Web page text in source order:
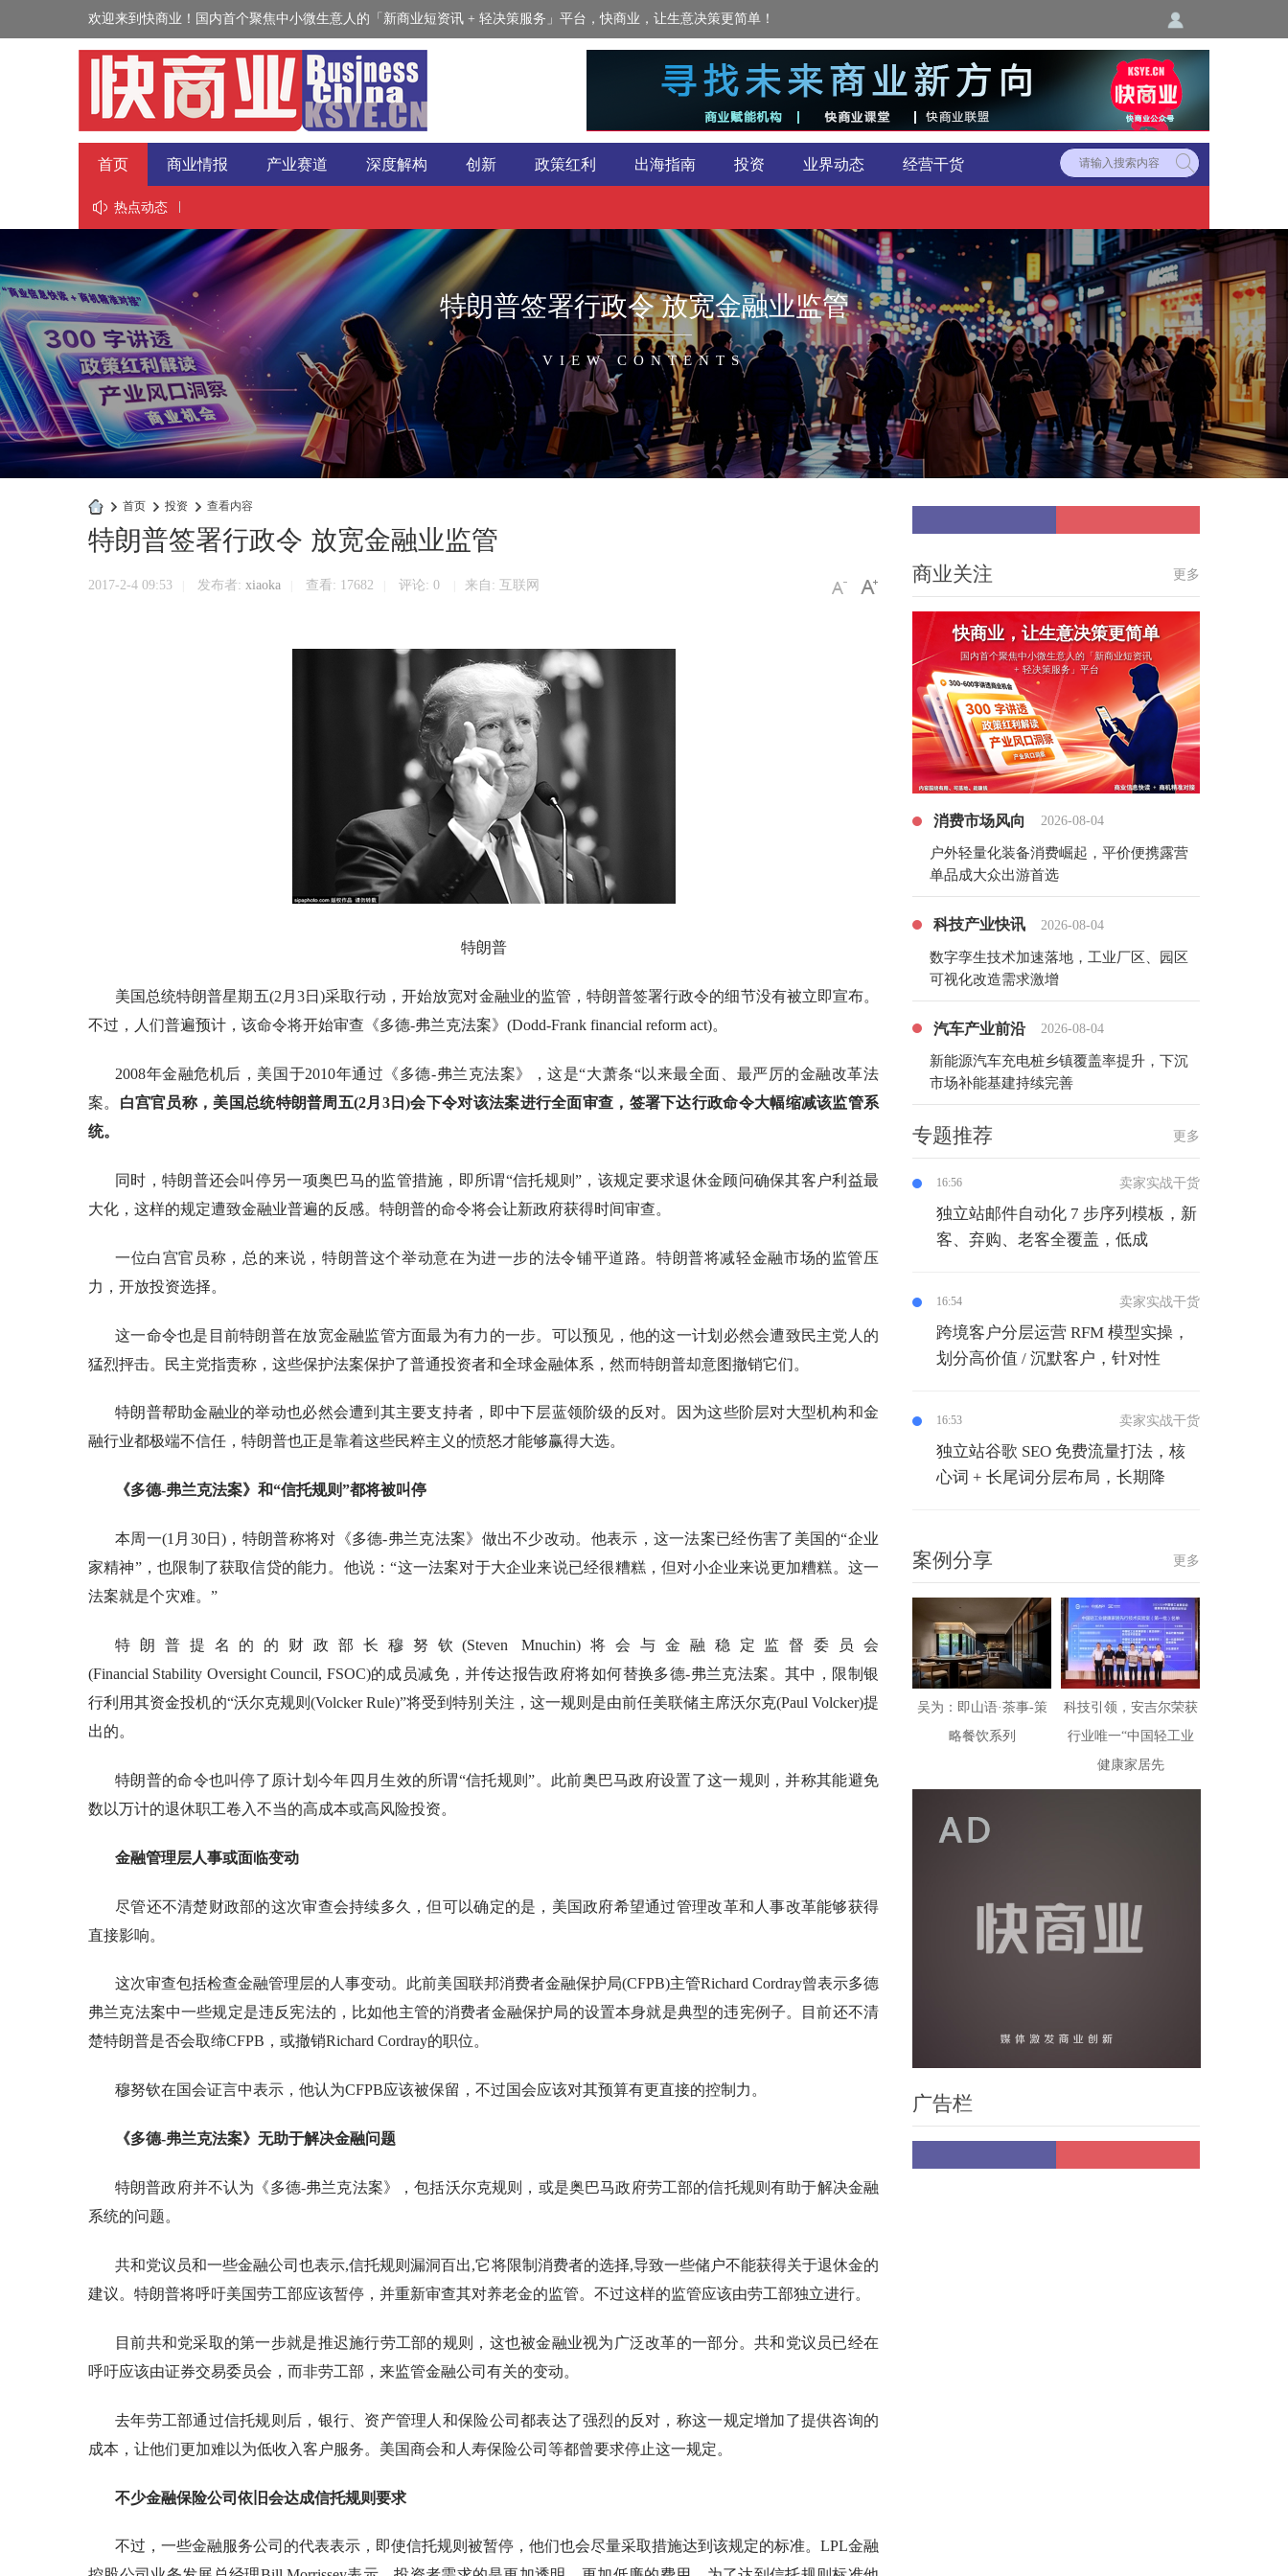
欢迎来到快商业！国内首个聚焦中小微生意人的「新商业短资讯 + 轻决策服务」平台，快商业，让生意决策更简单！
首页 商业情报 产业赛道 深度解构 创新 政策红利 出海指南 投资 业界动态 经营干货
视野热点动态
特朗普签署行政令 放宽金融业监管
VIEW CONTENTS
快
业
› 首页 › 投资 › 查看内容
特朗普签署行政令 放宽金融业监管
2017-2-4 09:53 发布者: xiaoka 查看: 17682 评论: 0 来自: 互联网
特朗普
美国总统特朗普星期五(2月3日)采取行动，开始放宽对金融业的监管，特朗普签署行政令的细节没有被立即宣布。
不过，人们普遍预计，该命令将开始审查《多德-弗兰克法案》(Dodd-Frank financial reform act)。
2008年金融危机后，美国于2010年通过《多德-弗兰克法案》，这是“大萧条“以来最全面、最严厉的金融改革法
案。 白宫官员称，美国总统特朗普周五(2月3日)会下令对该法案进行全面审查，签署下达行政命令大幅缩减该监管系
统。
同时，特朗普还会叫停另一项奥巴马的监管措施，即所谓“信托规则”，该规定要求退休金顾问确保其客户利益最
大化，这样的规定遭致金融业普遍的反感。特朗普的命令将会让新政府获得时间审查。
一位白宫官员称，总的来说，特朗普这个举动意在为进一步的法令铺平道路。特朗普将减轻金融市场的监管压
力，开放投资选择。
这一命令也是目前特朗普在放宽金融监管方面最为有力的一步。可以预见，他的这一计划必然会遭致民主党人的
猛烈抨击。民主党指责称，这些保护法案保护了普通投资者和全球金融体系，然而特朗普却意图撤销它们。
特朗普帮助金融业的举动也必然会遭到其主要支持者，即中下层蓝领阶级的反对。因为这些阶层对大型机构和金
融行业都极端不信任，特朗普也正是靠着这些民粹主义的愤怒才能够赢得大选。
《多德-弗兰克法案》和“信托规则”都将被叫停
本周一(1月30日)，特朗普称将对《多德-弗兰克法案》做出不少改动。他表示，这一法案已经伤害了美国的“企业
家精神”，也限制了获取信贷的能力。他说：“这一法案对于大企业来说已经很糟糕，但对小企业来说更加糟糕。这一
法案就是个灾难。”
特朗普提名的的财政部长穆努钦(Steven Mnuchin)将会与金融稳定监督委员会
(Financial Stability Oversight Council, FSOC)的成员减免，并传达报告政府将如何替换多德-弗兰克法案。其中，限制银
行利用其资金投机的“沃尔克规则(Volcker Rule)”将受到特别关注，这一规则是由前任美联储主席沃尔克(Paul Volcker)提
出的。
特朗普的命令也叫停了原计划今年四月生效的所谓“信托规则”。此前奥巴马政府设置了这一规则，并称其能避免
数以万计的退休职工卷入不当的高成本或高风险投资。
金融管理层人事或面临变动
尽管还不清楚财政部的这次审查会持续多久，但可以确定的是，美国政府希望通过管理改革和人事改革能够获得
直接影响。
这次审查包括检查金融管理层的人事变动。此前美国联邦消费者金融保护局(CFPB)主管Richard Cordray曾表示多德
弗兰克法案中一些规定是违反宪法的，比如他主管的消费者金融保护局的设置本身就是典型的违宪例子。目前还不清
楚特朗普是否会取缔CFPB，或撤销Richard Cordray的职位。
穆努钦在国会证言中表示，他认为CFPB应该被保留，不过国会应该对其预算有更直接的控制力。
《多德-弗兰克法案》无助于解决金融问题
特朗普政府并不认为《多德-弗兰克法案》，包括沃尔克规则，或是奥巴马政府劳工部的信托规则有助于解决金融
系统的问题。
共和党议员和一些金融公司也表示,信托规则漏洞百出,它将限制消费者的选择,导致一些储户不能获得关于退休金的
建议。特朗普将呼吁美国劳工部应该暂停，并重新审查其对养老金的监管。不过这样的监管应该由劳工部独立进行。
目前共和党采取的第一步就是推迟施行劳工部的规则，这也被金融业视为广泛改革的一部分。共和党议员已经在
呼吁应该由证券交易委员会，而非劳工部，来监管金融公司有关的变动。
去年劳工部通过信托规则后，银行、资产管理人和保险公司都表达了强烈的反对，称这一规定增加了提供咨询的
成本，让他们更加难以为低收入客户服务。美国商会和人寿保险公司等都曾要求停止这一规定。
不少金融保险公司依旧会达成信托规则要求
不过，一些金融服务公司的代表表示，即使信托规则被暂停，他们也会尽量采取措施达到该规定的标准。 LPL金融
商业关注 更多
快商业，让生意决策更简单
国内首个聚焦中小微生意人的「新商业短资讯
+ 轻决策服务」平台
消费市场风向 2026-08-04
户外轻量化装备消费崛起，平价便携露营
单品成大众出游首选
科技产业快讯 2026-08-04
数字孪生技术加速落地，工业厂区、园区
可视化改造需求激增
汽车产业前沿 2026-08-04
新能源汽车充电桩乡镇覆盖率提升，下沉
市场补能基建持续完善
专题推荐 更多
16:56 卖家实战干货
独立站邮件自动化 7 步序列模板，新
客、弃购、老客全覆盖，低成
16:54 卖家实战干货
跨境客户分层运营 RFM 模型实操，
划分高价值 / 沉默客户，针对性
16:53 卖家实战干货
独立站谷歌 SEO 免费流量打法，核
心词 + 长尾词分层布局，长期降
案例分享 更多
吴为：即山语·茶事-策
略餐饮系列
科技引领，安吉尔荣获
行业唯一“中国轻工业
健康家居先
广告栏